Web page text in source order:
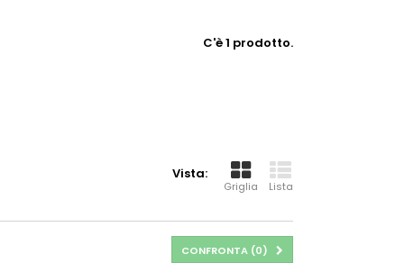
C'è 1 prodotto.
Vista:
Griglia Lista
CONFRONTA (0)